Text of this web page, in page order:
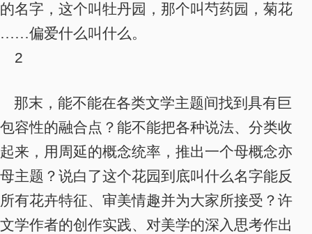
名字，这个叫牡丹园，那个叫芍药园，菊花
偏爱什么叫什么。
2
那末，能不能在各类文学主题间找到具有巨
容性的融合点？能不能把各种说法、分类收
来，用周延的概念统率， 推出一个母概念亦
主题？ 说白了这个花园到底叫什么名字能反
有花卉特征、审美情趣并为大家所接受？许
学作者的创作实践、对美学的深入思考作出